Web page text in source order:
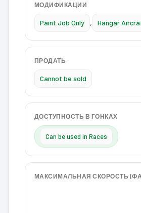
МОДИФИКАЦИИ
Paint Job Only , Hangar
ПРОДАТЬ
Cannot be sold
ДОСТУПНОСТЬ В ГОНКАХ
Can be used in Races
МАКСИМАЛЬНАЯ СКОРОСТЬ